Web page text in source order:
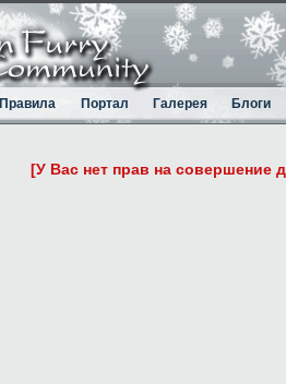
Правила Портал Галерея Блоги
[У Вас нет прав на совершение